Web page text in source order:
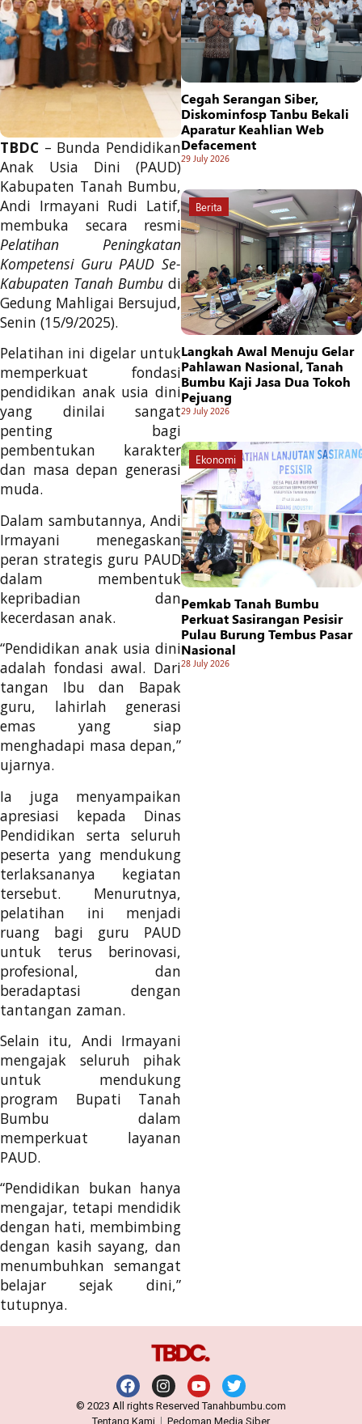
TBDC – Bunda Pendidikan
Anak Usia Dini (PAUD)
Kabupaten Tanah Bumbu,
Andi Irmayani Rudi Latif,
membuka secara resmi
Pelatihan Peningkatan
Kompetensi Guru PAUD Se-
Kabupaten Tanah Bumbu di
Gedung Mahligai Bersujud,
Senin (15/9/2025).
Pelatihan ini digelar untuk
memperkuat fondasi
pendidikan anak usia dini
yang dinilai sangat
penting bagi
pembentukan karakter
dan masa depan generasi
muda.
Dalam sambutannya, Andi
Irmayani menegaskan
peran strategis guru PAUD
dalam membentuk
kepribadian dan
kecerdasan anak.
“Pendidikan anak usia dini
adalah fondasi awal. Dari
tangan Ibu dan Bapak
guru, lahirlah generasi
emas yang siap
menghadapi masa depan,”
ujarnya.
Ia juga menyampaikan
apresiasi kepada Dinas
Pendidikan serta seluruh
peserta yang mendukung
terlaksananya kegiatan
tersebut. Menurutnya,
pelatihan ini menjadi
ruang bagi guru PAUD
untuk terus berinovasi,
profesional, dan
beradaptasi dengan
tantangan zaman.
Selain itu, Andi Irmayani
mengajak seluruh pihak
untuk mendukung
program Bupati Tanah
Bumbu dalam
memperkuat layanan
PAUD.
“Pendidikan bukan hanya
mengajar, tetapi mendidik
dengan hati, membimbing
dengan kasih sayang, dan
menumbuhkan semangat
belajar sejak dini,”
tutupnya.
Cegah Serangan Siber,
Diskominfosp Tanbu Bekali
Aparatur Keahlian Web
Defacement
29 July 2026
Berita
Langkah Awal Menuju Gelar
Pahlawan Nasional, Tanah
Bumbu Kaji Jasa Dua Tokoh
Pejuang
29 July 2026
Ekonomi
Pemkab Tanah Bumbu
Perkuat Sasirangan Pesisir
Pulau Burung Tembus Pasar
Nasional
28 July 2026
© 2023 All rights Reserved Tanahbumbu.com
Tentang Kami
Pedoman Media Siber